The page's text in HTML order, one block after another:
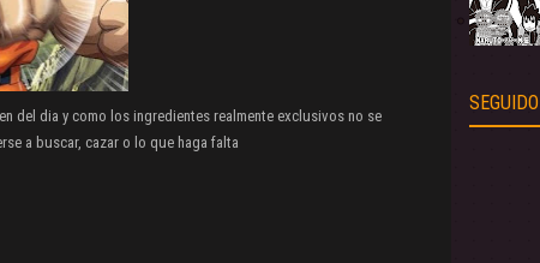
del dia y como los ingredientes realmente exclusivos no se
a buscar, cazar o lo que haga falta